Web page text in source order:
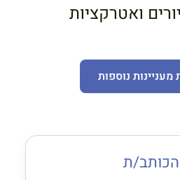
ואטרקציות
מעניינות נוספות
ת